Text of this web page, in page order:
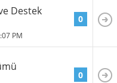
Destek
PM
0
0